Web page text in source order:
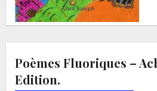
Poèmes Fluoriques –
Edition.